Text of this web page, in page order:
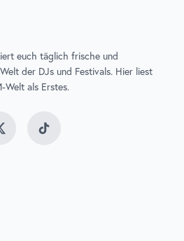
euch täglich frische und
der DJs und Festivals. Hier liest
Welt als Erstes.
TikTok